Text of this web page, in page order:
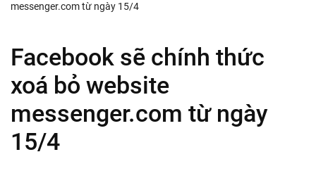
messenger.com từ ngày 15/4
Facebook sẽ chính thức
xoá bỏ website
messenger.com từ ngày
15/4